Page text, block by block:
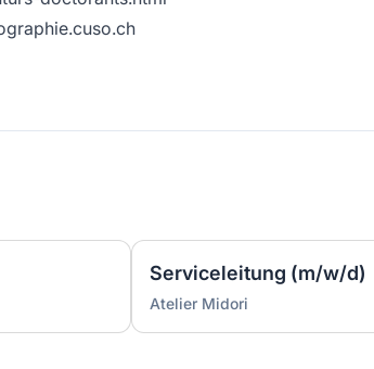
Serviceleitung (m/w/d)
Atelier Midori